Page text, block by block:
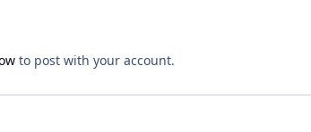
to post with your account.